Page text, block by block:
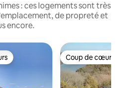
: ces logements sont très
de propreté et
encore.
les plus appréciés Coup de cœur
Coup de cœur